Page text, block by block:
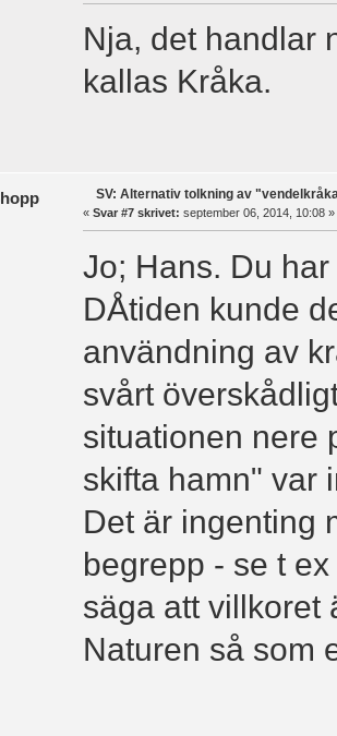
Nja, det handlar
kallas Kråka.
SV: Alternativ tolkning av
« Svar #7 skrivet: september 06, 2014, 10:08 »
Jo; Hans. Du
DÅtiden kunde
användning av
svårt
situationen nere
skifta hamn" var
Det är ingenting
begrepp - se t
säga att villkoret
Naturen så som